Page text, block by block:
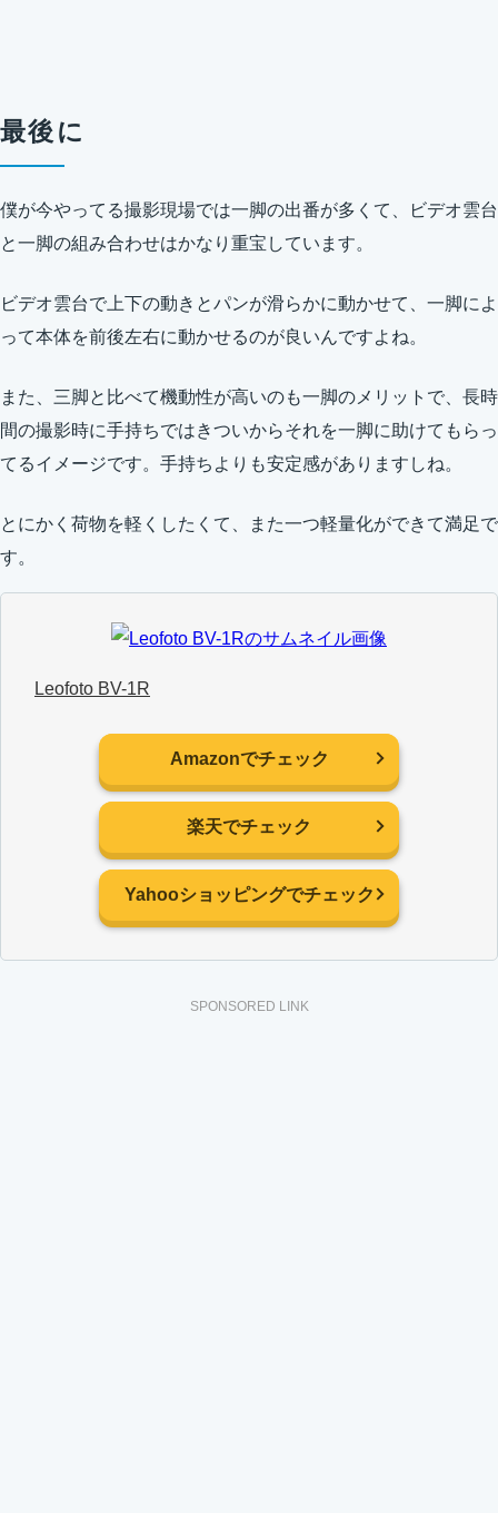
最後に
僕が今やってる撮影現場では一脚の出番が多くて、ビデオ雲台
と一脚の組み合わせはかなり重宝しています。
ビデオ雲台で上下の動きとパンが滑らかに動かせて、一脚によ
って本体を前後左右に動かせるのが良いんですよね。
また、三脚と比べて機動性が高いのも一脚のメリットで、長時
間の撮影時に手持ちではきついからそれを一脚に助けてもらっ
てるイメージです。手持ちよりも安定感がありますしね。
とにかく荷物を軽くしたくて、また一つ軽量化ができて満足で
す。
Leofoto BV-1R
Amazonでチェック
楽天でチェック
Yahooショッピングでチェック
SPONSORED LINK